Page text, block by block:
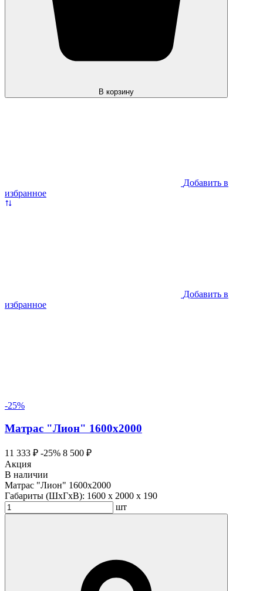
В корзину
Добавить в
избранное
Добавить в
избранное
-25%
Матрас "Лион" 1600х2000
11 333 ₽ -25% 8 500 ₽
Акция
В наличии
Матрас "Лион" 1600х2000
Габариты (ШхГхВ): 1600 x 2000 x 190
шт